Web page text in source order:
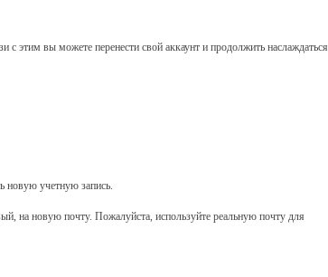
этим вы можете перенести свой аккаунт и продолжить наслаждаться
новую учетную запись.
на новую почту. Пожалуйста, используйте реальную почту для